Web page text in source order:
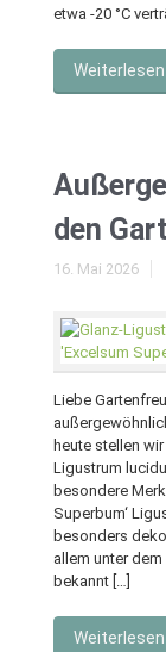
etwa -20 °C
Weiterlesen
den
16. Mai 2026
Liebe
heute stellen
Ligustrum
besondere
Superbum‘
besonders
allem unter dem
bekannt […]
Weiterlesen